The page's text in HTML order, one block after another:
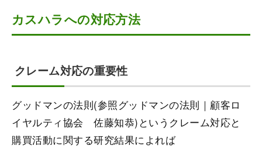
カスハラへの対応方法
クレーム対応の重要性
グッドマンの法則(参照グッドマンの法則｜顧客ロ
イヤルティ協会 佐藤知恭)というクレーム対応と
購買活動に関する研究結果によれば